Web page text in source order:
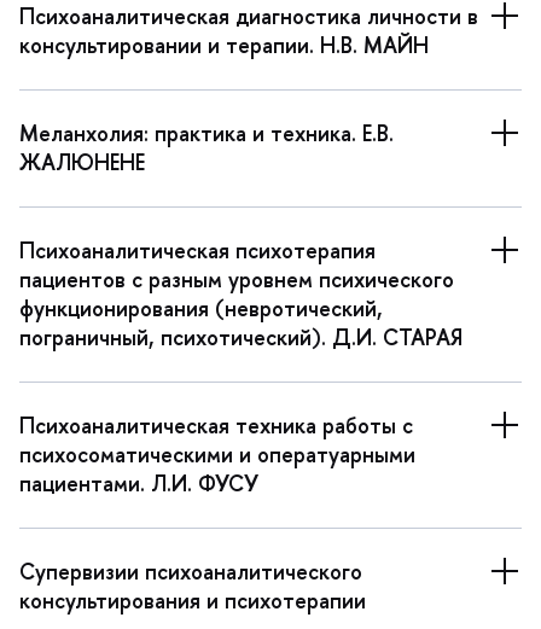
Психоаналитическая диагностика личности
консультировании и терапии. Н.В. МАЙН
Меланхолия: практика и техника. Е.В.
ЖАЛЮНЕНЕ
Психоаналитическая психотерапия
пациентов с разным уровнем психического
функционирования (невротический,
пограничный, психотический). Д.И. СТАРАЯ
Психоаналитическая техника работы с
психосоматическими и оператуарными
пациентами. Л.И. ФУСУ
Супервизии психоаналитического
консультирования и психотерапии